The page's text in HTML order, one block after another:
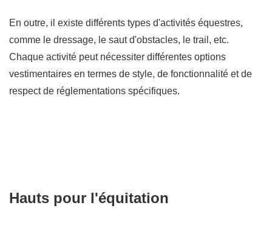
En outre, il existe différents types d'activités équestres,
comme le dressage, le saut d'obstacles, le trail, etc.
Chaque activité peut nécessiter différentes options
vestimentaires en termes de style, de fonctionnalité et de
respect de réglementations spécifiques.
Hauts pour l'équitation